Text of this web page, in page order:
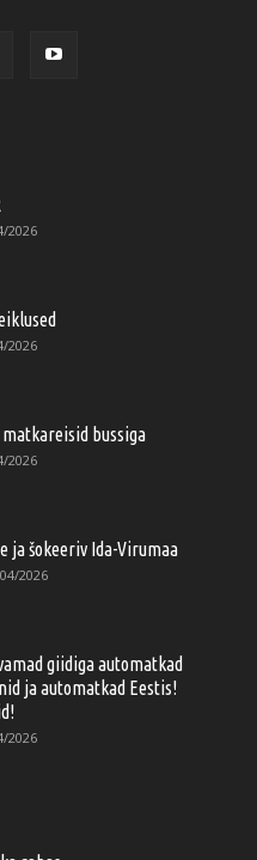
2026
2026
bussiga
2026
ja šokeeriv Ida-Virumaa
2026
giidiga automatkad
ja automatkad Eestis!
2026